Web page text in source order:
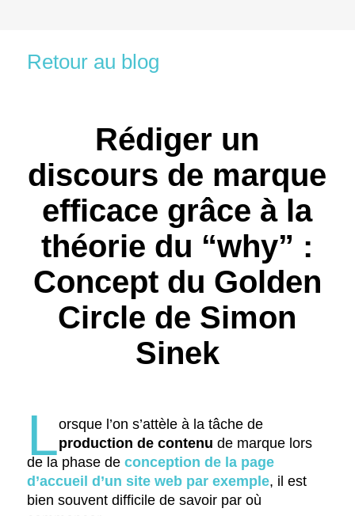
Retour au blog
Rédiger un
discours de marque
efficace grâce à la
théorie du “why” :
Concept du Golden
Circle de Simon
Sinek
Lorsque l’on s’attèle à la tâche de
production de contenu de marque lors
de la phase de conception de la page
d’accueil d’un site web par exemple, il est
bien souvent difficile de savoir par où